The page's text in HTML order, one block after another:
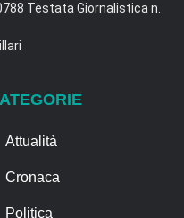
Testata Giornalistica n.
Attualità
Cronaca
Politica